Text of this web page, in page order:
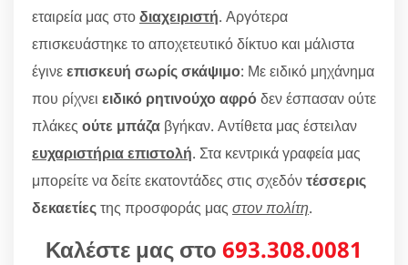
εταιρεία μας στοδιαχειριστή. Αργότερα
επισκευάστηκε το αποχετευτικό δίκτυο και μάλιστα
έγινεεπισκευή σωρίς σκάψιμο: Με ειδικό μηχάνημα
που ρίχνει ειδικό ρητινούχο αφρόδεν έσπασαν ούτε
πλάκες ούτε μπάζα βγήκαν. Αντίθετα μας έστειλαν
ευχαριστήρια επιστολή. Στα κεντρικά γραφεία μας
μπορείτε να δείτε εκατοντάδες στις σχεδόντέσσερις
δεκαετίεςτης προσφοράς μας στον πολίτη.
Καλέστε μας στο 693.308.0081